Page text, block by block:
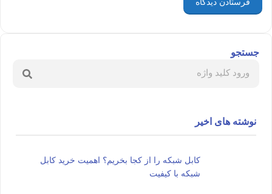
جستجو
نوشته های اخیر
کابل شبکه را از کجا بخریم؟ اهمیت خرید کابل
شبکه با کیفیت